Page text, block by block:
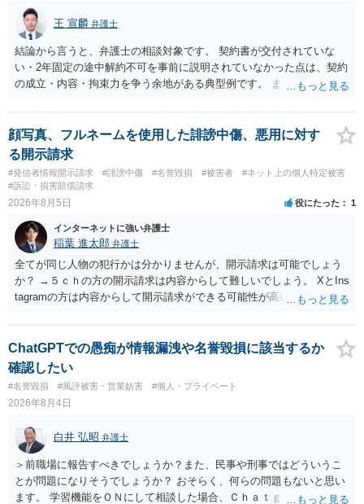
王 宣麟 弁護士
結論から言うと、弁護士の相談対象です。 契約書が交付されていな
い・2年固定の途中解約不可を事前に説明されていなかった点は、契約
の成立・内容・拘束力を争う余地がある典型例です。 まずは、運営と
みてはいかがでしょうか。 また同時並行で（もしまだされていないの
であれば）書面で退所意思の明確化はしておくべきだと考えます。
顔写真、フルネームを使用した誹謗中傷、悪用に対す
る開示請求
#発信者情報開示請求 #誹謗中傷 #名誉毀損 #被害者
#ネット上の個人特定被害
#訴訟・損害賠償請求
2026年8月5日 役にたった 1
インターネットに強い弁護士
稲葉 進太郎 弁護士
全てが同じ人物の犯行かは分かりませんが、開示請求は可能でしょう
か？ →５ｃｈの方の開示請求は内容からして難しいでしょう。 XとIns
tagramの方は内容からして開示請求ができる可能性が高いでしょう。
いでしょう。７月中にアカウントが削除されている場合、今から進め
ても失敗する可能性が高いように思われます。 相手を特定できた場
合、相手に全ての弁護士費用を負担させることは可能でしょうか？ →
訴訟外の交渉で相手方が認めれば負担させることができるでしょう。
訴訟で判決となった場合は、実際の弁護士費用が認められる場合と認
められない場合があり何ともいえないところでしょう。
ChatGPTでの愚痴が情報漏洩や名誉毀損に該当するか
確認したい
#名誉毀損 #風評被害・営業妨害 #個人・プライベート
2026年8月4日
白井 弘昭 弁護士
＞前職場に報告すべきでしょうか？また、民事や刑事ではどういうこ
とが問題になりそうでしょうか？ おそらく、何らの問題もないと思い
ます。 学習機能をＯＮにして相談した場合、Ｃｈａｔｇｐｔがｏｐｅ